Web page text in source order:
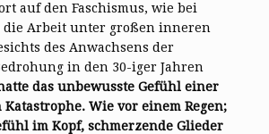
auf den Faschismus, wie bei
die Arbeit unter großen inneren
des Anwachsens der
in den 30-iger Jahren
das unbewusste Gefühl einer
Wie vor einem Regen;
im Kopf, schmerzende Glieder